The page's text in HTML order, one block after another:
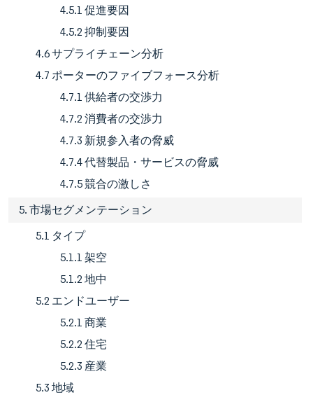
4.5.1 促進要因
4.5.2 抑制要因
4.6 サプライチェーン分析
4.7 ポーターのファイブフォース分析
4.7.1 供給者の交渉力
4.7.2 消費者の交渉力
4.7.3 新規参入者の脅威
4.7.4 代替製品・サービスの脅威
4.7.5 競合の激しさ
5. 市場セグメンテーション
5.1 タイプ
5.1.1 架空
5.1.2 地中
5.2 エンドユーザー
5.2.1 商業
5.2.2 住宅
5.2.3 産業
5.3 地域